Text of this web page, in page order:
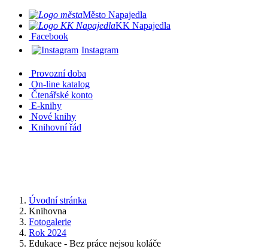
Město Napajedla
KK Napajedla
Facebook
Instagram
Provozní doba
On-line katalog
Čtenářské konto
E-knihy
Nové knihy
Knihovní řád
Úvodní stránka
Knihovna
Fotogalerie
Rok 2024
Edukace - Bez práce nejsou koláče